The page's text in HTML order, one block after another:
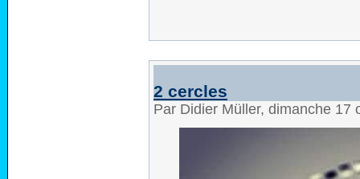
2 cercles
Par Didier Müller, dimanche